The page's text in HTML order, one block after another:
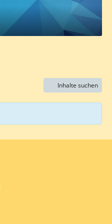
Inhalte suchen